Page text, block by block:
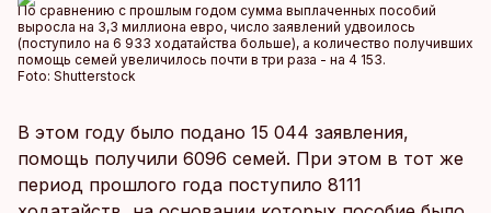
По сравнению с прошлым годом сумма выплаченных пособий
выросла на 3,3 миллиона евро, число заявлений удвоилось
(поступило на 6 933 ходатайства больше), а количество получивших
помощь семей увеличилось почти в три раза - на 4 153.
Foto: Shutterstock
В этом году было подано 15 044 заявления,
помощь получили 6096 семей. При этом в тот же
период прошлого года поступило 8111